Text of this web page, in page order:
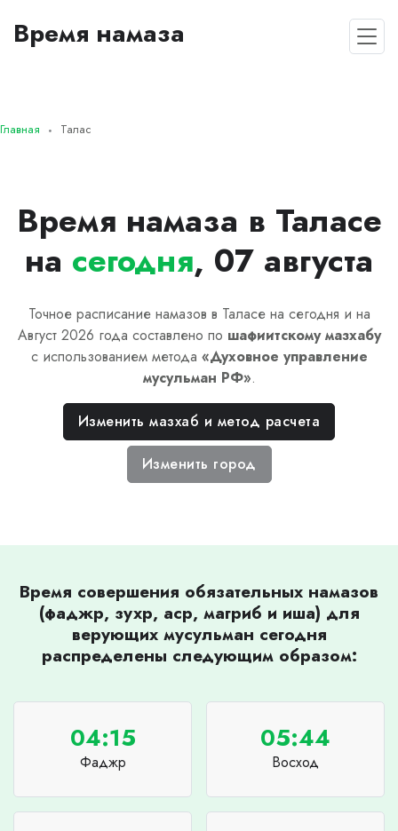
Время намаза
Главная Талас
Время намаза в Таласе
на сегодня, 07 августа
Точное расписание намазов в Таласе на сегодня и на
Август 2026 года составлено по шафиитскомумазхабу
с использованием метода «Духовное управление
мусульман РФ».
Изменить мазхаб и метод расчета
Изменить город
Время совершения обязательных намазов
(фаджр, зухр, аср, магриб и иша) для
верующих мусульман сегодня
распределены следующим образом:
04:15
Фаджр
05:44
Восход